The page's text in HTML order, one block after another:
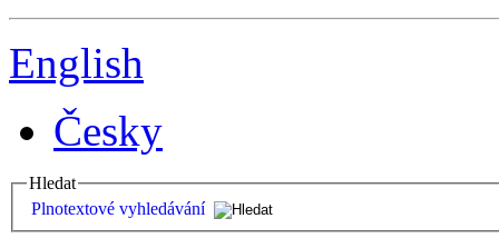
English
Česky
Hledat
Plnotextové vyhledávání